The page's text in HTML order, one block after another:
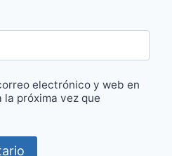
electrónico y web en
próxima vez que